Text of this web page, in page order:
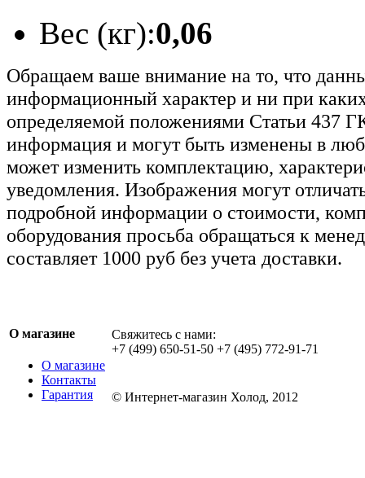
Вес (кг):0,06
Обращаем ваше внимание на то, что
информационный характер и ни при
определяемой положениями Статьи 437
информация и могут быть изменены в
может изменить комплектацию,
уведомления. Изображения могут
подробной информации о стоимости,
оборудования просьба обращаться к
составляет 1000 руб без учета доставки.
О магазине
О магазине
Контакты
Гарантия
Свяжитесь с нами:
+7 (499) 650-51-50 +7 (495) 772-91-71
© Интернет-магазин Холод, 2012